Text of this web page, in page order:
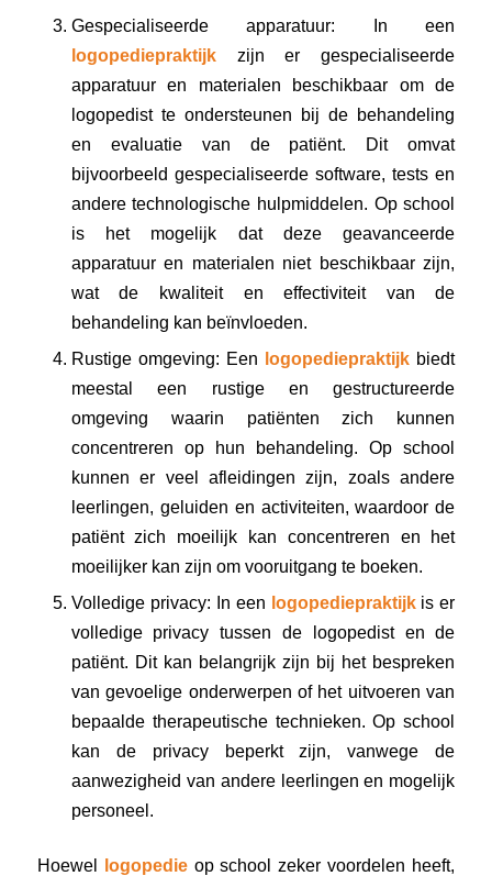
Gespecialiseerde apparatuur: In een
logopediepraktijkzijn er gespecialiseerde
apparatuur en materialen beschikbaar om de
logopedist te ondersteunen bij de behandeling
en evaluatie van de patiënt. Dit omvat
bijvoorbeeld gespecialiseerde software, tests en
andere technologische hulpmiddelen. Op school
is het mogelijk dat deze geavanceerde
apparatuur en materialen niet beschikbaar zijn,
wat de kwaliteit en effectiviteit van de
behandeling kan beïnvloeden.
Rustige omgeving: Een logopediepraktijk biedt
meestal een rustige en gestructureerde
omgeving waarin patiënten zich kunnen
concentreren op hun behandeling. Op school
kunnen er veel afleidingen zijn, zoals andere
leerlingen, geluiden en activiteiten, waardoor de
patiënt zich moeilijk kan concentreren en het
moeilijker kan zijn om vooruitgang te boeken.
Volledige privacy: In een logopediepraktijkis er
volledige privacy tussen de logopedist en de
patiënt. Dit kan belangrijk zijn bij het bespreken
van gevoelige onderwerpen of het uitvoeren van
bepaalde therapeutische technieken. Op school
kan de privacy beperkt zijn, vanwege de
aanwezigheid van andere leerlingen en mogelijk
personeel.
Hoewel logopedieop school zeker voordelen heeft,